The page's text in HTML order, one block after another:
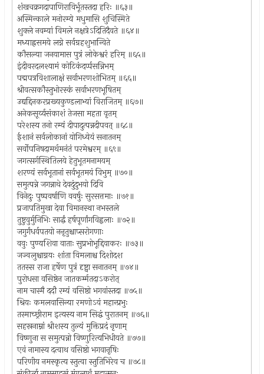
शंखचक्रगदापाणिराविर्भूतस्तदा हरिः ॥६३॥
अस्मिन्काले मनोरम्ये मधुमासि शुचिस्मिते
शुक्ले नवम्यां विमले नक्षत्रेऽदितिदैवते ॥६४॥
मध्याह्नसमये लग्ने सर्वग्रहशुभान्विते
कौसल्या जनयामास पुत्रं लोकेश्वरं हरिम् ॥६५॥
इंदीवरदलश्यामं कोटिकंदर्प्पसन्निभम्
पद्मपत्रविशालाक्षं सर्वाभरणशोभितम् ॥६६॥
श्रीवत्सकौस्तुभोरस्कं सर्वाभरणभूषितम्
उद्यद्दिनकरप्रख्यकुण्डलाभ्यां विराजितम् ॥६७॥
अनेकसूर्य्यसंकाशं तेजसा महता वृतम्
परेशस्य तनो रम्यं दीपादुत्पन्नदीपवत् ॥६८॥
ईशानं सर्वलोकानां योगिध्येयं सनातनम्
सर्वोपनिषदामर्थमनंतं परमेश्वरम् ॥६९॥
जगत्सर्गस्थितिलये हेतुभूतमनामयम्
शरण्यं सर्वभूतानां सर्वभूतमयं विभुम् ॥७०॥
समुत्पन्ने जगन्नाथे देवदुंदुभयो दिवि
विनेदुः पुष्पवर्षाणि ववर्षुः सुरसत्तमाः ॥७१॥
प्रजापतिमुखा देवा विमानस्था नभस्तले
तुष्टुवुर्मुनिभिः सार्द्धं हर्षपूर्णांगविह्वलाः ॥७२॥
जगुर्गंधर्वपतयो ननृतुश्चाप्सरोगणाः
ववुः पुण्यशिवा वाताः सुप्रभोभूद्दिवाकरः ॥७३॥
जज्वलुश्चाग्नयः शांता विमलाश्च दिशोदश
ततस्स राजा हर्षेण पुत्रं दृष्ट्वा सनातनम् ॥७४॥
पुरोधसा वसिष्ठेन जातकर्म्मतदाऽकरोत्
नाम चास्मै ददौ रम्यं वसिष्ठो भगवांस्तदा ॥७५॥
श्रियः कमलवासिन्या रमणोऽयं महान्प्रभुः
तस्माच्छ्रीराम इत्यस्य नाम सिद्धं पुरातनम् ॥७६॥
सहस्रनाम्नां श्रीशस्य तुल्यं मुक्तिप्रदं नृणाम्
विष्णुना स समुत्पन्नो विष्णुरित्यभिधीयते ॥७७॥
एवं नामास्य दत्वाथ वसिष्ठो भगवानृषिः
परिणीय नमस्कृत्य स्तुत्वा स्तुतिभिरेव च ॥७८॥